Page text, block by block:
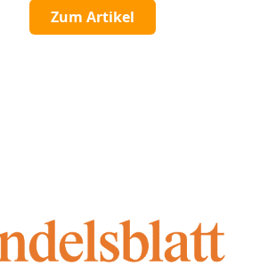
Zum Artikel